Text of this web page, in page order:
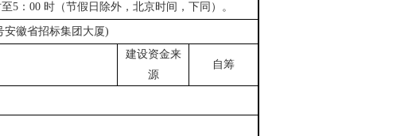
至5 ：00 时（节假日除外，北京时间，下同）。
安徽省招标集团大厦)
建设资金来
源
自筹